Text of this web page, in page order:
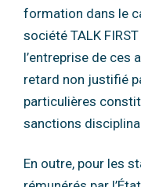
formation dans le
société TALK
l’entreprise de ces
retard non justifié
particulières
sanctions
En outre, pour les